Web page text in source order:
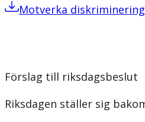
Motverka
Förslag till riksdagsbeslut
Riksdagen ställer sig